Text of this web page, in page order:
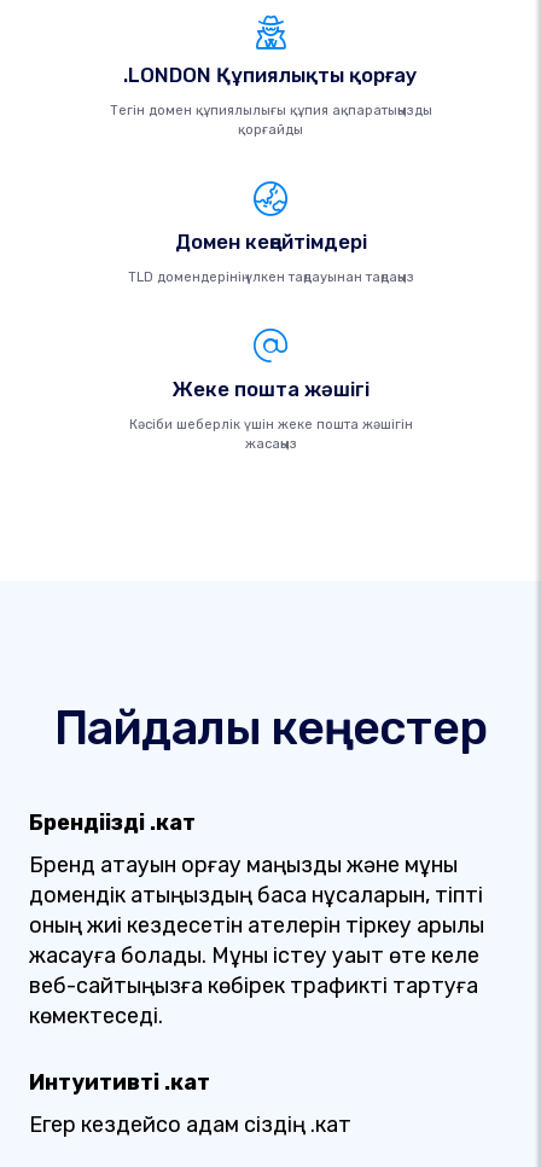
.LONDON Құпиялықты қорғау
Тегін домен құпиялылығы құпия ақпаратыңызды
қорғайды
Домен кеңейтімдері
TLD домендерінің үлкен таңдауынан таңдаңыз
Жеке пошта жәшігі
Кәсіби шеберлік үшін жеке пошта жәшігін
жасаңыз
Пайдалы кеңестер
Брендіңізді .кат
Бренд атауын қорғау маңызды және мұны
домендік атыңыздың басқа нұсқаларын, тіпті
оның жиі кездесетін қателерін тіркеу арқылы
жасауға болады. Мұны істеу уақыт өте келе
веб-сайтыңызға көбірек трафикті тартуға
көмектеседі.
Интуитивті .кат
Егер кездейсоқ адам сіздің .кат